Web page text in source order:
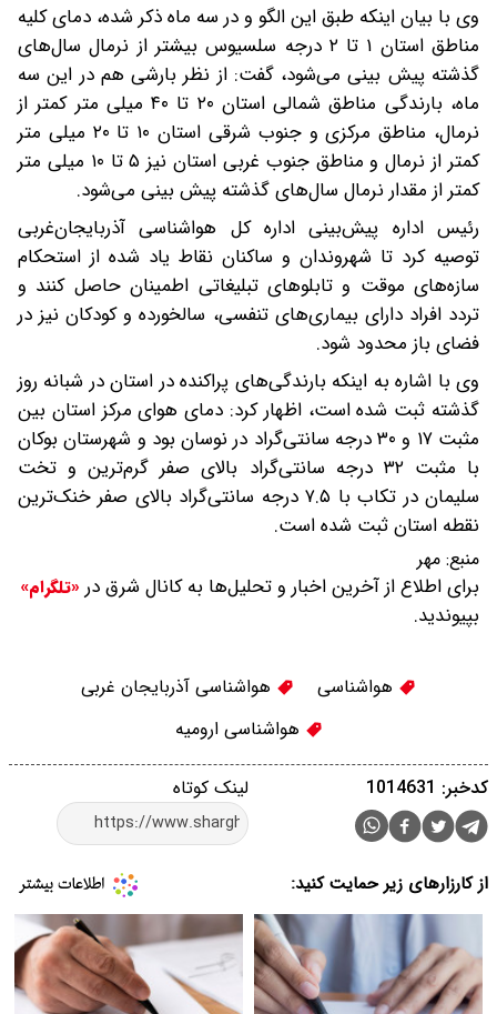
وی با بیان اینکه طبق این الگو و در سه ماه ذکر شده، دمای کلیه
مناطق استان ۱ تا ۲ درجه سلسیوس بیشتر از نرمال سال‌های
گذشته پیش بینی می‌شود، گفت: از نظر بارشی هم در این سه
ماه، بارندگی مناطق شمالی استان ۲۰ تا ۴۰ میلی متر کمتر از
نرمال، مناطق مرکزی و جنوب شرقی استان ۱۰ تا ۲۰ میلی متر
کمتر از نرمال و مناطق جنوب غربی استان نیز ۵ تا ۱۰ میلی متر
کمتر از مقدار نرمال سال‌های گذشته پیش بینی می‌شود.
رئیس اداره پیش‌بینی اداره کل هواشناسی آذربایجان‌غربی
توصیه کرد تا شهروندان و ساکنان نقاط یاد شده از استحکام
سازه‌های موقت و تابلوهای تبلیغاتی اطمینان حاصل کنند و
تردد افراد دارای بیماری‌های تنفسی، سالخورده و کودکان نیز در
فضای باز محدود شود.
وی با اشاره به اینکه بارندگی‌های پراکنده در استان در شبانه روز
گذشته ثبت شده است، اظهار کرد: دمای هوای مرکز استان بین
مثبت ۱۷ و ۳۰ درجه سانتی‌گراد در نوسان بود و شهرستان بوکان
با مثبت ۳۲ درجه سانتی‌گراد بالای صفر گرم‌ترین و تخت
سلیمان در تکاب با ۷.۵ درجه سانتی‌گراد بالای صفر خنک‌ترین
نقطه استان ثبت شده است.
منبع: مهر
برای اطلاع از آخرین اخبار و تحلیل‌ها به کانال شرق در «تلگرام»
بپیوندید.
هواشناسی
هواشناسی آذربایجان غربی
هواشناسی ارومیه
لینک کوتاه کدخبر: 1014631
از کارزارهای زیر حمایت کنید: